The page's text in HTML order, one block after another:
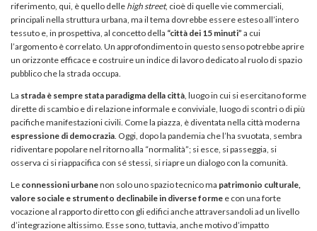
riferimento, qui, è quello delle high street, cioè di quelle vie commerciali,
principali nella struttura urbana, ma il tema dovrebbe essere esteso all’intero
tessuto e, in prospettiva, al concetto della “città dei 15 minuti” a cui
l’argomento è correlato. Un approfondimento in questo senso potrebbe aprire
un orizzonte efficace e costruire un indice di lavoro dedicato al ruolo di spazio
pubblico che la strada occupa.
La strada è sempre stata paradigma della città, luogo in cui si esercitano forme
dirette di scambio e di relazione informale e conviviale, luogo di scontri o di più
pacifiche manifestazioni civili. Come la piazza, è diventata nella città moderna
espressione di democrazia. Oggi, dopo la pandemia che l’ha svuotata, sembra
ridiventare popolare nel ritorno alla “normalità”; si esce, si passeggia, si
osserva ci si riappacifica con sé stessi, si riapre un dialogo con la comunità.
Le connessioni urbanenon solo uno spazio tecnico ma patrimonio culturale,
valore sociale e strumento declinabile in diverse forme e con una forte
vocazione al rapporto diretto con gli edifici anche attraversandoli ad un livello
d’integrazione altissimo. Esse sono, tuttavia, anche motivo d’impatto